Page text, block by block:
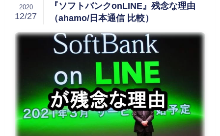
『ソフトバンクonLINE』残念な理由
（ahamo/日本通信 比較）
2020
12/27